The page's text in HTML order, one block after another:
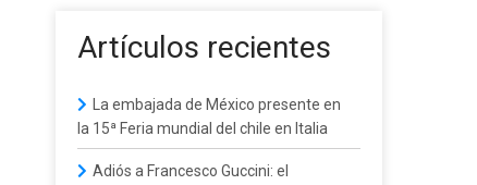
Artículos recientes
La embajada de México presente en
la 15ª Feria mundial del chile en Italia
Adiós a Francesco Guccini: el